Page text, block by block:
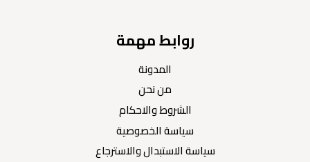
روابط مهمة
المدونة
من نحن
الشروط والاحكام
سياسة الخصوصية
سياسة الاستبدال والاسترجاع